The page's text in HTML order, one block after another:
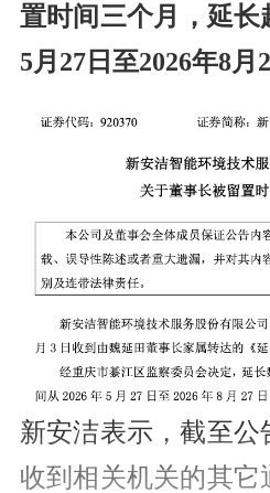
置时间三个月，延长
5月27日至2026年8月
新安洁表示，截至
收到相关机关的其它